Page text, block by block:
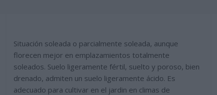
Situación soleada o parcialmente soleada, aunque
florecen mejor en emplazamientos totalmente
soleados. Suelo ligeramente fértil, suelto y poroso, bien
drenado, admiten un suelo ligeramente ácido. Es
adecuado para cultivar en el jardin en climas de